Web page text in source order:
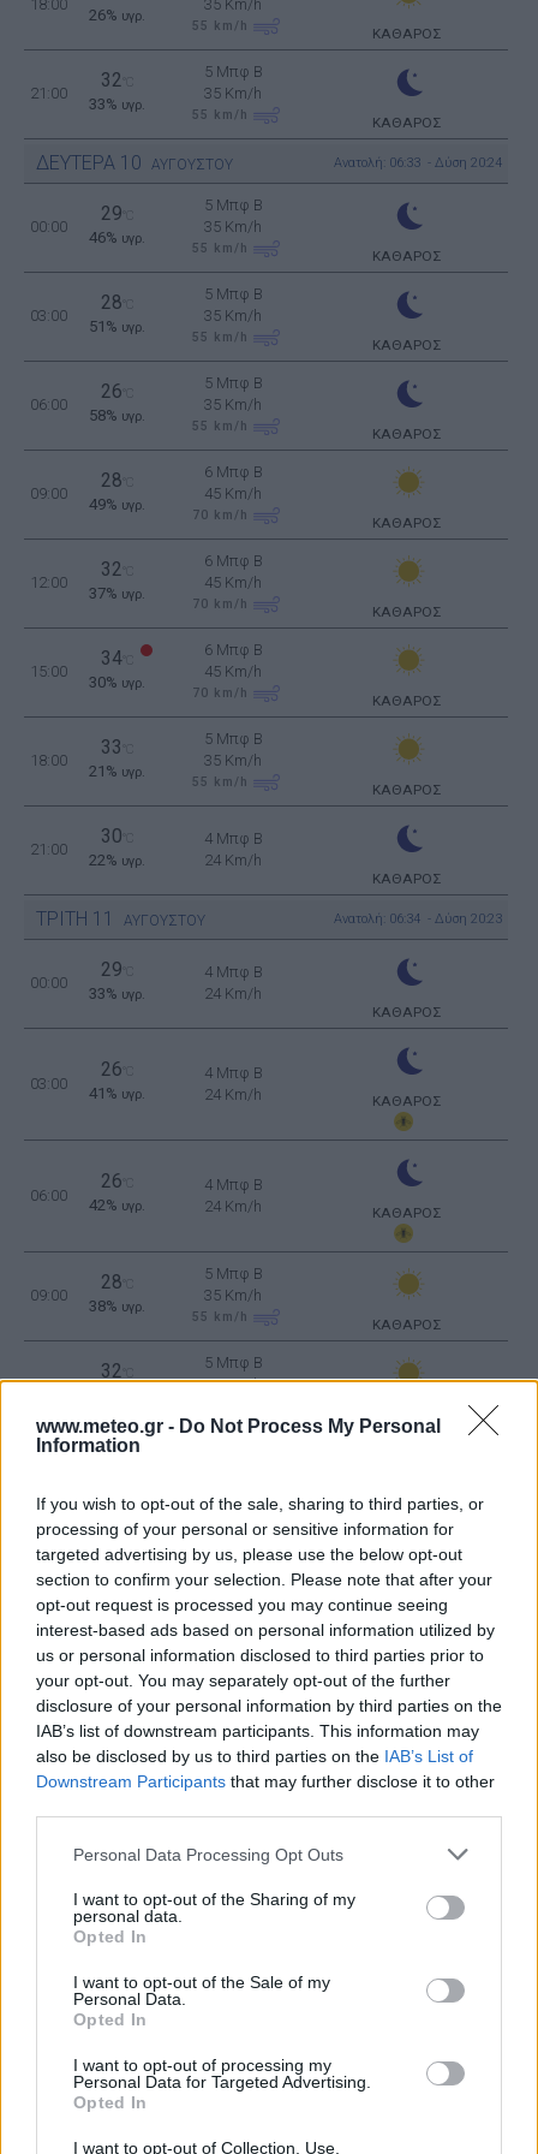
www.meteo.gr - Do Not Process My Personal
Information
If you wish to opt-out of the sale, sharing to third parties, or
processing of your personal or sensitive information for
targeted advertising by us, please use the below opt-out
section to confirm your selection. Please note that after your
opt-out request is processed you may continue seeing
interest-based ads based on personal information utilized by
us or personal information disclosed to third parties prior to
your opt-out. You may separately opt-out of the further
disclosure of your personal information by third parties on the
IAB’s list of downstream participants. This information may
also be disclosed by us to third parties on the IAB’s List of
Downstream Participants that may further disclose it to other
Personal Data Processing Opt Outs
I want to opt-out of the Sharing of my
personal data.
Opted In
I want to opt-out of the Sale of my
Personal Data.
Opted In
I want to opt-out of processing my
Personal Data for Targeted Advertising.
Opted In
I want to opt-out of Collection, Use,
18:00
26% υγρ.
35 Km/h
55 km/h ΚΑΘΑΡΟΣ
21:00
32
33% υγρ.
5 Μπφ B
35 Km/h
55 km/h ΚΑΘΑΡΟΣ
ΔΕΥΤΕΡΑ 10 ΑΥΓΟΥΣΤΟΥ Ανατολή: 06:33 - Δύση 20:24
00:00
29
46% υγρ.
5 Μπφ B
35 Km/h
55 km/h ΚΑΘΑΡΟΣ
03:00
28
51% υγρ.
5 Μπφ B
35 Km/h
55 km/h ΚΑΘΑΡΟΣ
06:00
26
58% υγρ.
5 Μπφ B
35 Km/h
55 km/h ΚΑΘΑΡΟΣ
09:00
28
49% υγρ.
6 Μπφ B
45 Km/h
70 km/h ΚΑΘΑΡΟΣ
12:00
32
37% υγρ.
6 Μπφ B
45 Km/h
70 km/h ΚΑΘΑΡΟΣ
15:00
34°C
30% υγρ.
6 Μπφ B
45 Km/h
70 km/h ΚΑΘΑΡΟΣ
18:00
33
21% υγρ.
5 Μπφ B
35 Km/h
55 km/h ΚΑΘΑΡΟΣ
21:00
30
22% υγρ.
4 Μπφ B
24 Km/h
ΚΑΘΑΡΟΣ
ΤΡΙΤΗ 11 ΑΥΓΟΥΣΤΟΥ Ανατολή: 06:34 - Δύση 20:23
00:00
29
33% υγρ.
4 Μπφ B
24 Km/h
ΚΑΘΑΡΟΣ
03:00
26
41% υγρ.
4 Μπφ B
24 Km/h
ΚΑΘΑΡΟΣ
06:00
26
42% υγρ.
4 Μπφ B
24 Km/h
ΚΑΘΑΡΟΣ
09:00
28
38% υγρ.
5 Μπφ B
35 Km/h
55 km/h ΚΑΘΑΡΟΣ
12:00
32
5 Μπφ B
35 Km/h
55 km/h ΚΑΘΑΡΟΣ
18:00
33°C
15%υγρ.
5 Μπφ B
35 Km/h
55 km/h
21:00
29°C
18%υγρ.
4 Μπφ B
24 Km/h
ΚΑΘΑΡΟΣ
ΤΕΤΑΡΤΗ12 ΑΥΓΟΥΣΤΟΥ Ανατολή: 06:35 - Δύση 20:22
00:00
27
19%υγρ.
16 Km/h
26
38% υγρ.
3 Μπφ B
16 Km/h
ΚΑΘΑΡΟΣ
26 °C
42%υγρ.
4 Μπφ B
29°C
36%υγρ.
5 Μπφ B
35 Km/h